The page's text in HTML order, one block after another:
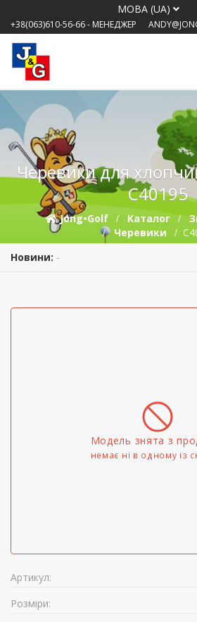
МОВА (UA)
+38(063)610-56-66- МЕНЕДЖЕР
Черевики для
C40195
Jong•Golf Каталог
Черевики
Новини: -
Модель знята з
немає ні в одному iз
Артикул:
Розміри: